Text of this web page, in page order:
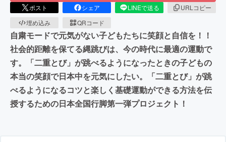
ポスト シェア LINEで送る
URLコピー
埋め込み
QRコード
自粛モードで元気がない子どもたちに笑顔と自信を！！
社会的距離を保てる縄跳びは、今の時代に最適の運動で
す。「二重とび」が跳べるようになったときの子どもの
本当の笑顔で日本中を元気にしたい。「二重とび」が跳
べるようになるコツと楽しく基礎運動ができる方法を伝
授するための日本全国行脚第一弾プロジェクト！